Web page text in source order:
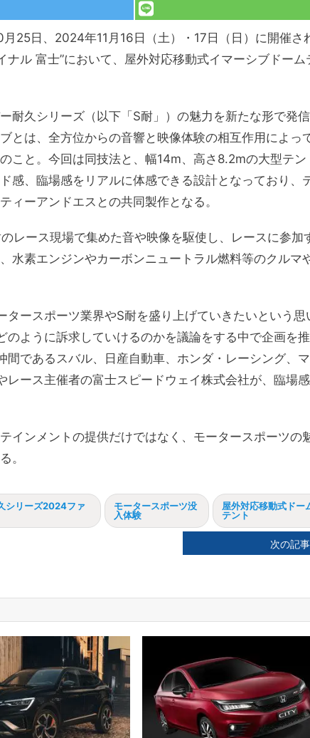
25日、2024年11月16日（土）・17日（日）に開催さ
ル 富士”において、屋外対応移動式イマーシブドーム
耐久シリーズ（以下「S耐」）の魅力を新たな形で発
とは、全方位からの音響と映像体験の相互作用によって
こと。今回は同技法と、幅14m、高さ8.2mの大型テン
感、臨場感をリアルに体感できる設計となっており、
ィーアンドエスとの共同製作となる。
レース現場で集めた音や映像を駆使し、レースに参加
水素エンジンやカーボンニュートラル燃料等のクルマ
ースポーツ業界やS耐を盛り上げていきたいという思
ように訴求していけるのかを議論をする中で企画を推
であるスバル、日産自動車、ホンダ・レーシング、
ース主催者の富士スピードウェイ株式会社が、臨場
インメントの提供だけではなく、モータースポーツの
。
シリーズ2024ファ
モータースポーツ没
入体験
屋外対応移動式ドー
テント
次の記事